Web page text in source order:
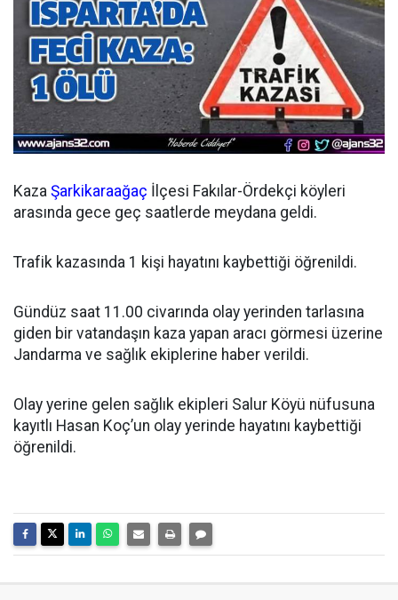
Kaza Şarkikaraağaç İlçesi Fakılar-Ördekçi köyleri
arasında gece geç saatlerde meydana geldi.
Trafik kazasında 1 kişi hayatını kaybettiği öğrenildi.
Gündüz saat 11.00 civarında olay yerinden tarlasına
giden bir vatandaşın kaza yapan aracı görmesi üzerine
Jandarma ve sağlık ekiplerine haber verildi.
Olay yerine gelen sağlık ekipleri Salur Köyü nüfusuna
kayıtlı Hasan Koç’un olay yerinde hayatını kaybettiği
öğrenildi.